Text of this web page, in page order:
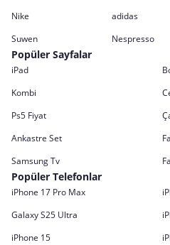
Nike adidas
Suwen
Nespresso
Popüler Sayfalar
iPad
Kombi
Ps5 Fiyat
Ankastre Set
Samsung Tv
Popüler Telefonlar
iPhone 17 Pro Max
Galaxy S25 Ultra
iPhone 15